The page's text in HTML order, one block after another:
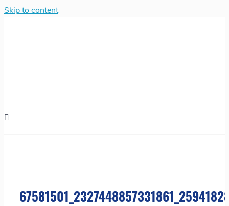
Skip to content